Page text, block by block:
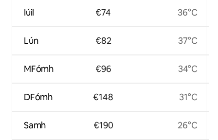
Iúil
Lún
MFómh
DFómh
Samh
€74
€82
€96
€148
€190
36°C
37°C
34°C
31°C
26°C